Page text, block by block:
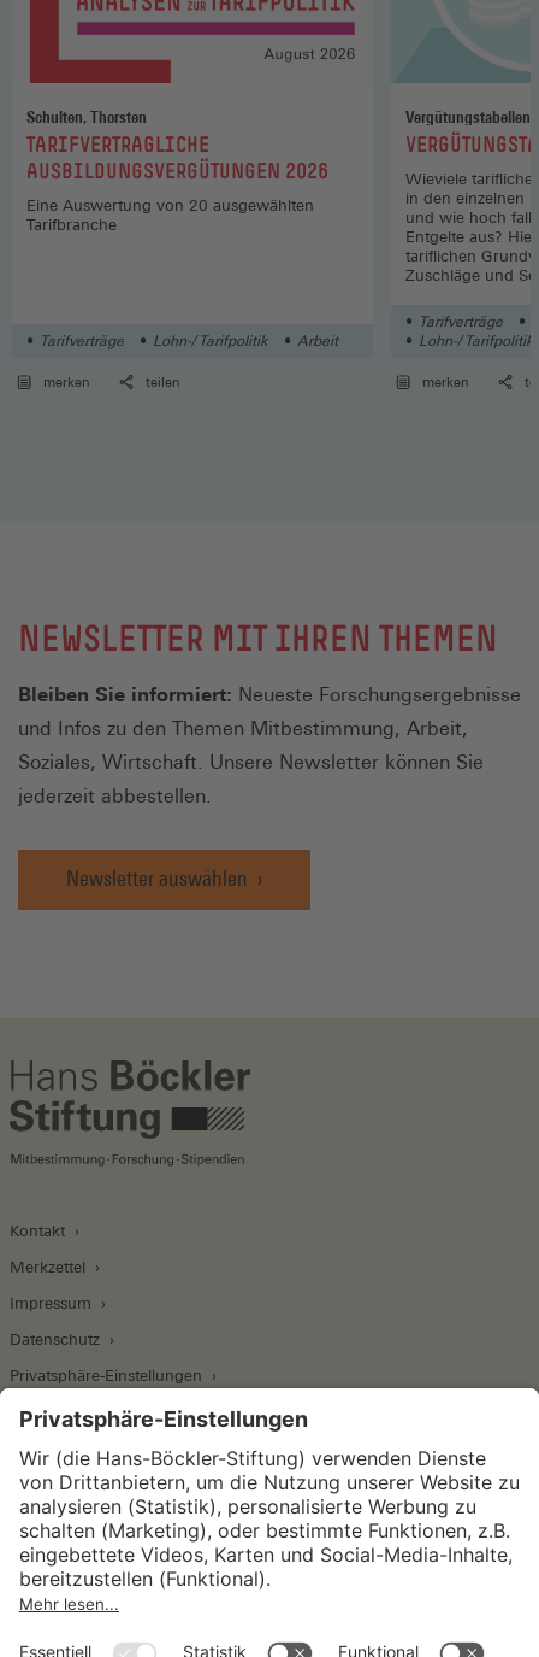
Schulten, Thorsten
:
TARIFVERTRAGLICHE
AUSBILDUNGSVERGÜTUNGEN 2026
Eine Auswertung von 20 ausgewählten
Tarifbranche
Tarifverträge Lohn-/ Tarifpolitik Arbeit
merken teilen
Vergütungstabellen
:
Wieviele
in den einzelnen
und wie hoch
Entgelte aus?
tariflichen
Zuschläge und
Tarifverträge
Lohn-/ Tarifpolitik
merken
NEWSLETTER MIT IHREN THEMEN
Bleiben Sie informiert: Neueste Forschungsergebnisse
und Infos zu den Themen Mitbestimmung, Arbeit,
Soziales, Wirtschaft. Unsere Newsletter können Sie
jederzeit abbestellen.
Newsletter auswählen
Kontakt
Merkzettel
Impressum
Datenschutz
Privatsphäre-Einstellungen
Wirtschafts- und Sozialwissenschaftliches Institut
Institut für Makroökonomie und
Konjunkturforschung